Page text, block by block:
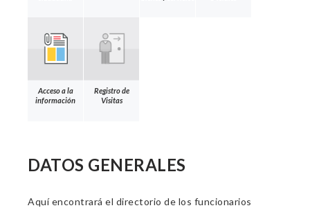
Acceso a la
información
Registro de
Visitas
DATOS GENERALES
Aquí encontrará el directorio de los funcionarios